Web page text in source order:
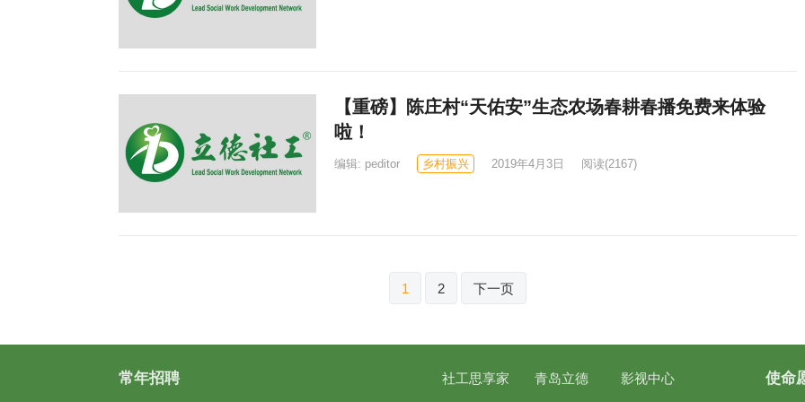
【重磅】陈庄村“天佑安”生态农场春耕春播免费来体验
啦！
编辑: peditor 乡村振兴 2019年4月3日 阅读(2167)
页
1 2 下一页
常年招聘 社工思享家 青岛立德 影视中心 使命